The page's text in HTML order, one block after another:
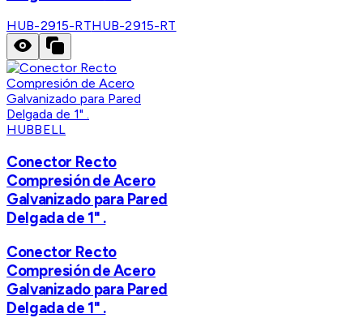
HUB-2915-RTHUB-2915-RT
HUBBELL
Conector Recto
Compresión de Acero
Galvanizado para Pared
Delgada de 1" .
Conector Recto
Compresión de Acero
Galvanizado para Pared
Delgada de 1" .